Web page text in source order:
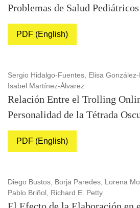
Problemas de Salud Pediátricos
PDF (English)
Sergio Hidalgo-Fuentes, Elisa
Isabel Martínez-Álvarez
Relación Entre el Trolling
Personalidad de la Tétrada
PDF (English)
Diego Bustos, Borja Paredes, Lorena
Pablo Briñol, Richard E. Petty